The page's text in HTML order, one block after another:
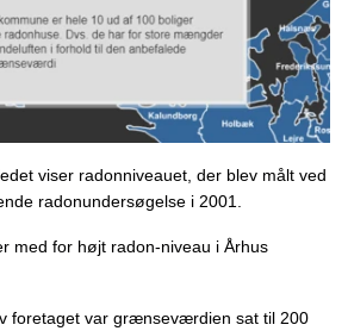
BESKYTTELSESUDSTYR
- SKIMMELSVAMPDRÆBER
MOD SKIMMELSVAMP
INDEKLIMABØGER
OM RADON/SKIMMELSVAMP
RADONDAGEN
RADONMÅLINGER
/ FUGTIGHEDSMÅLER
OVERFØLSOMHED
MOD SKIMMELSVAMP
AF SKIMMELSVAMP
OM OS
ÅBNINGSTIDER
KONTAKT OS
viser radonniveauet, der blev målt ved
radonundersøgelse i 2001.
med for højt radon-niveau i Århus
foretaget var grænseværdien sat til 200